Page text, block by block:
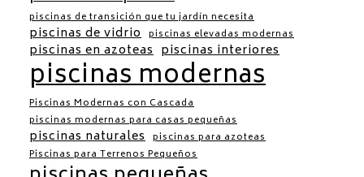
piscinas de transición que tu jardín necesita
piscinas de vidrio piscinas elevadas modernas
piscinas en azoteas piscinas interiores
piscinas modernas
Piscinas Modernas con Cascada
piscinas modernas para casas pequeñas
piscinas naturales piscinas para azoteas
Piscinas para Terrenos Pequeños